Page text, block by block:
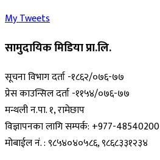
My Tweets
सामुदायिक मिडिया प्रा.लि.
सूचना विभाग दर्ता -१८६२/०७६-७७
प्रेस काउन्सिल दर्ता -११५४/०७६-७७
मन्थली न.पा. १, रामेछाप
विज्ञापनका लागि सम्पर्क: +977-48540200
मोबाईल नं. : ९८५४०४०५८६, ९८६८३३१२३४